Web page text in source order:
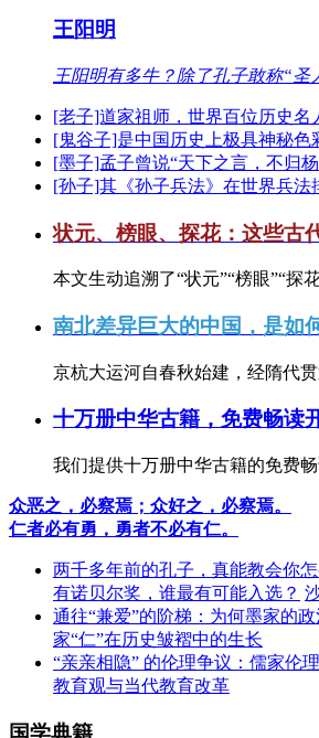
王阳明
王阳明有多牛？除了孔子敢称“圣
[老子]道家祖师，世界百位历史名
[鬼谷子]是中国历史上极具神秘色
[墨子]孟子曾说“天下之言，不归
[孙子]其《孙子兵法》在世界兵法
状元、榜眼、探花：这些古
本文生动追溯了“状元”“榜眼”“探
南北差异巨大的中国，是如
京杭大运河自春秋始建，经隋代
十万册中华古籍，免费畅读
我们提供十万册中华古籍的免费
众恶之，必察焉；众好之，必察焉。
仁者必有勇，勇者不必有仁。
两千多年前的孔子，真能教会你
有诺贝尔奖，谁最有可能入选？
通往“兼爱”的阶梯：为何墨家的
家“仁”在历史皱褶中的生长
“亲亲相隐” 的伦理争议：儒家伦
教育观与当代教育改革
国学典籍